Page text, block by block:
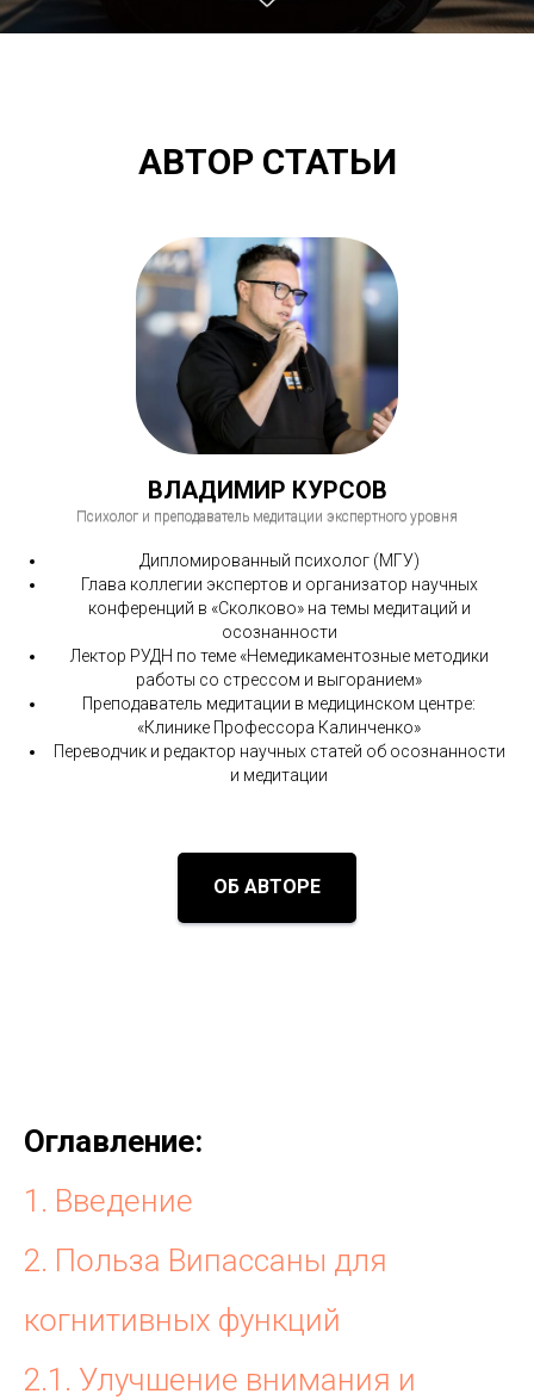
АВТОР СТАТЬИ
ВЛАДИМИР КУРСОВ
Психолог и преподаватель медитации экспертного уровня
Дипломированный психолог (МГУ)
Глава коллегии экспертов и организатор научных
конференций в «Сколково» на темы медитаций и
осознанности
Лектор РУДН по теме «Немедикаментозные методики
работы со стрессом и выгоранием»
Преподаватель медитации в медицинском центре:
«Клинике Профессора Калинченко»
Переводчик и редактор научных статей об осознанности
и медитации
ОБ АВТОРЕ
Оглавление:
1. Введение
2. Польза Випассаны для
когнитивных функций
2.1. Улучшение внимания и